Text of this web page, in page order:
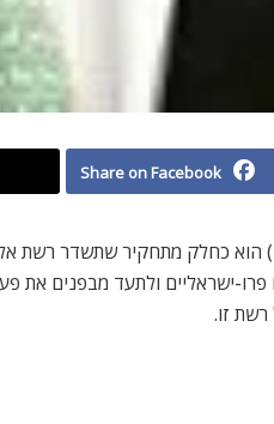
Share on Facebook
פרו-ישראליים ולתעד מבפנים
זו.